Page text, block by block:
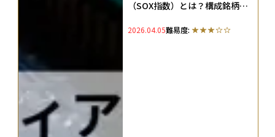
（SOX指数）とは？構成銘柄・
ト・デメリットを解説
2026.04.05難易度: